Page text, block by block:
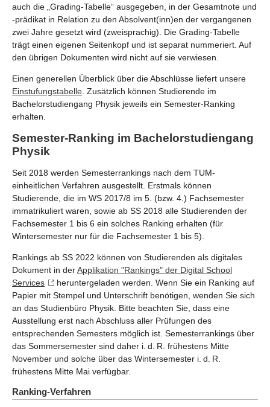
auch die „Grading-Tabelle“ ausgegeben, in der Gesamtnote und
-prädikat in Relation zu den Absolvent(inn)en der vergangenen
zwei Jahre gesetzt wird (zweisprachig). Die Grading-Tabelle
trägt einen eigenen Seitenkopf und ist separat nummeriert. Auf
den übrigen Dokumenten wird nicht auf sie verwiesen.
Einen generellen Überblick über die Abschlüsse liefert unsere
Einstufungstabelle . Zusätzlich können Studierende im
Bachelorstudiengang Physik jeweils ein Semester-Ranking
erhalten.
Semester-Ranking im Bachelorstudiengang
Physik
Seit 2018 werden Semesterrankings nach dem TUM-
einheitlichen Verfahren ausgestellt. Erstmals können
Studierende, die im WS 2017/8 im 5. (bzw. 4.) Fachsemester
immatrikuliert waren, sowie ab SS 2018 alle Studierenden der
Fachsemester 1 bis 6 ein solches Ranking erhalten (für
Wintersemester nur für die Fachsemester 1 bis 5).
Rankings ab SS 2022 können von Studierenden als digitales
Dokument in derApplikation "Rankings" der Digital School
Services
heruntergeladen werden. Wenn Sie ein Ranking auf
Papier mit Stempel und Unterschrift benötigen, wenden Sie sich
an das Studienbüro Physik. Bitte beachten Sie, dass eine
Ausstellung erst nach Abschluss aller Prüfungen des
entsprechenden Semesters möglich ist. Semesterrankings über
das Sommersemester sind daher i. d. R. frühestens Mitte
November und solche über das Wintersemester i. d. R.
frühestens Mitte Mai verfügbar.
Ranking-Verfahren